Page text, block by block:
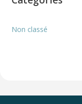
Non classé